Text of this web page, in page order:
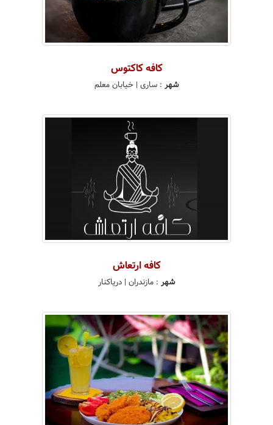
کافه کاکتوس
شهر : ساری | خیابان معلم
کافه ارتعاش
شهر : مازندران | دریاکنار